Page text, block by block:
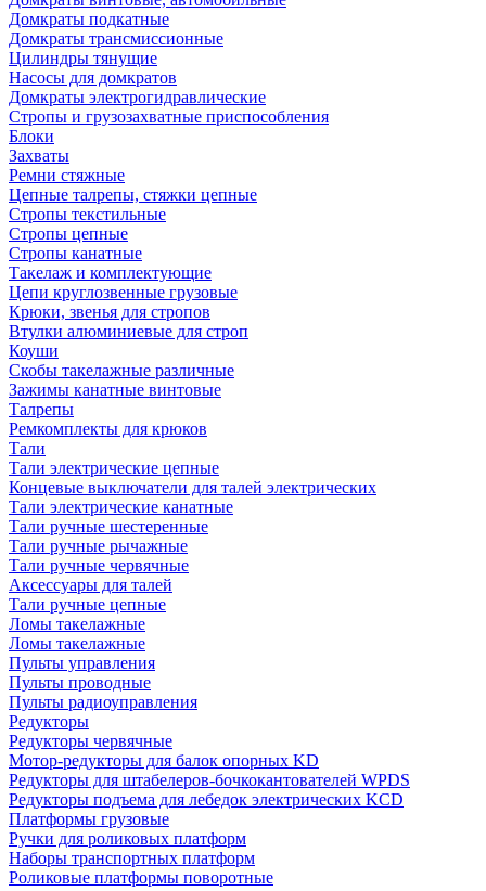
Домкраты подкатные
Домкраты трансмиссионные
Цилиндры тянущие
Насосы для домкратов
Домкраты электрогидравлические
Стропы и грузозахватные приспособления
Блоки
Захваты
Ремни стяжные
Цепные талрепы, стяжки цепные
Стропы текстильные
Стропы цепные
Стропы канатные
Такелаж и комплектующие
Цепи круглозвенные грузовые
Крюки, звенья для стропов
Втулки алюминиевые для строп
Коуши
Скобы такелажные различные
Зажимы канатные винтовые
Талрепы
Ремкомплекты для крюков
Тали
Тали электрические цепные
Концевые выключатели для талей электрических
Тали электрические канатные
Тали ручные шестеренные
Тали ручные рычажные
Тали ручные червячные
Аксессуары для талей
Тали ручные цепные
Ломы такелажные
Ломы такелажные
Пульты управления
Пульты проводные
Пульты радиоуправления
Редукторы
Редукторы червячные
Мотор-редукторы для балок опорных KD
Редукторы для штабелеров-бочкокантователей WPDS
Редукторы подъема для лебедок электрических KCD
Платформы грузовые
Ручки для роликовых платформ
Наборы транспортных платформ
Роликовые платформы поворотные